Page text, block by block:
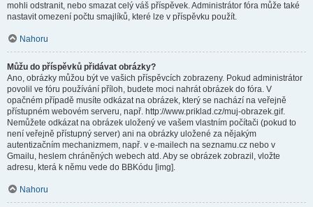
mohli odstranit, nebo smazat celý váš příspěvek. Administrátor fóra může také
nastavit omezení počtu smajlíků, které lze v příspěvku použít.
Nahoru
Můžu do příspěvků přidávat obrázky?
Ano, obrázky můžou být ve vašich příspěvcích zobrazeny. Pokud administrátor
povolil ve fóru používání příloh, budete moci nahrát obrázek do fóra. V
opačném případě musíte odkázat na obrázek, který se nachází na veřejně
přístupném webovém serveru, např. http://www.priklad.cz/muj-obrazek.gif.
Nemůžete odkázat na obrázek uložený ve vašem vlastním počítači (pokud to
není veřejně přístupný server) ani na obrázky uložené za nějakým
autentizačním mechanizmem, např. v e-mailech na seznamu.cz nebo v
Gmailu, heslem chráněných webech atd. Aby se obrázek zobrazil, vložte
adresu, která k němu vede do BBKódu [img].
Nahoru